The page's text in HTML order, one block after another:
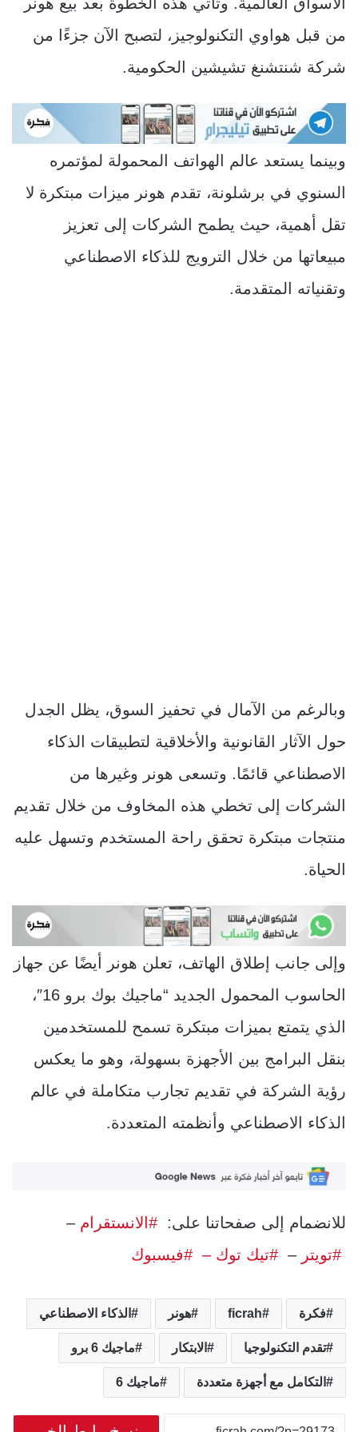
من قبل هواوي التكنولوجيز، لتصبح الآن جزءًا من
شركة شنتشنغ تشيشين الحكومية.
وبينما يستعد عالم الهواتف المحمولة لمؤتمره
السنوي في برشلونة، تقدم هونر ميزات مبتكرة لا
تقل أهمية، حيث يطمح الشركات إلى تعزيز
مبيعاتها من خلال الترويج للذكاء الاصطناعي
وتقنياته المتقدمة.
وبالرغم من الآمال في تحفيز السوق، يظل الجدل
حول الآثار القانونية والأخلاقية لتطبيقات الذكاء
الاصطناعي قائمًا. وتسعى هونر وغيرها من
الشركات إلى تخطي هذه المخاوف من خلال تقديم
منتجات مبتكرة تحقق راحة المستخدم وتسهل عليه
الحياة.
وإلى جانب إطلاق الهاتف، تعلن هونر أيضًا عن جهاز
الحاسوب المحمول الجديد “ماجيك بوك برو 16″،
الذي يتمتع بميزات مبتكرة تسمح للمستخدمين
بنقل البرامج بين الأجهزة بسهولة، وهو ما يعكس
رؤية الشركة في تقديم تجارب متكاملة في عالم
الذكاء الاصطناعي وأنظمته المتعددة.
للانضمام إلى صفحاتنا على: #الانستقرام –
#تويتر – #تيك توك – #فيسبوك
فكرة ficrah هونر الذكاء الاصطناعي
تقدم التكنولوجيا الابتكار ماجيك 6 برو
التكامل مع أجهزة متعددة ماجيك 6